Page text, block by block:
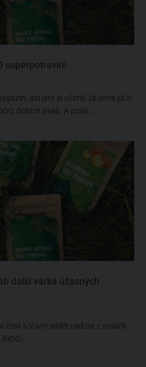
superpotravin!
asi jste si všimli, že jsme již o
dobrot psali. A psali...
další várka úžasných
čest s Vámi sdílet radost z našich